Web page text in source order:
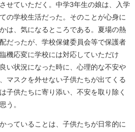
せていただく。中学3年生の娘は、入学
の学校生活だった。そのことが心身に
は、気になるところである。夏場の熱
だったが、学校保健委員会等で保護者
機応変に学校には対応していただけ
い状況になった時に、心理的な不安や
マスクを外せない子供たちが出てくる
子供たちに寄り添い、不安を取り除く
う。
っていることは、子供たちが日常的に